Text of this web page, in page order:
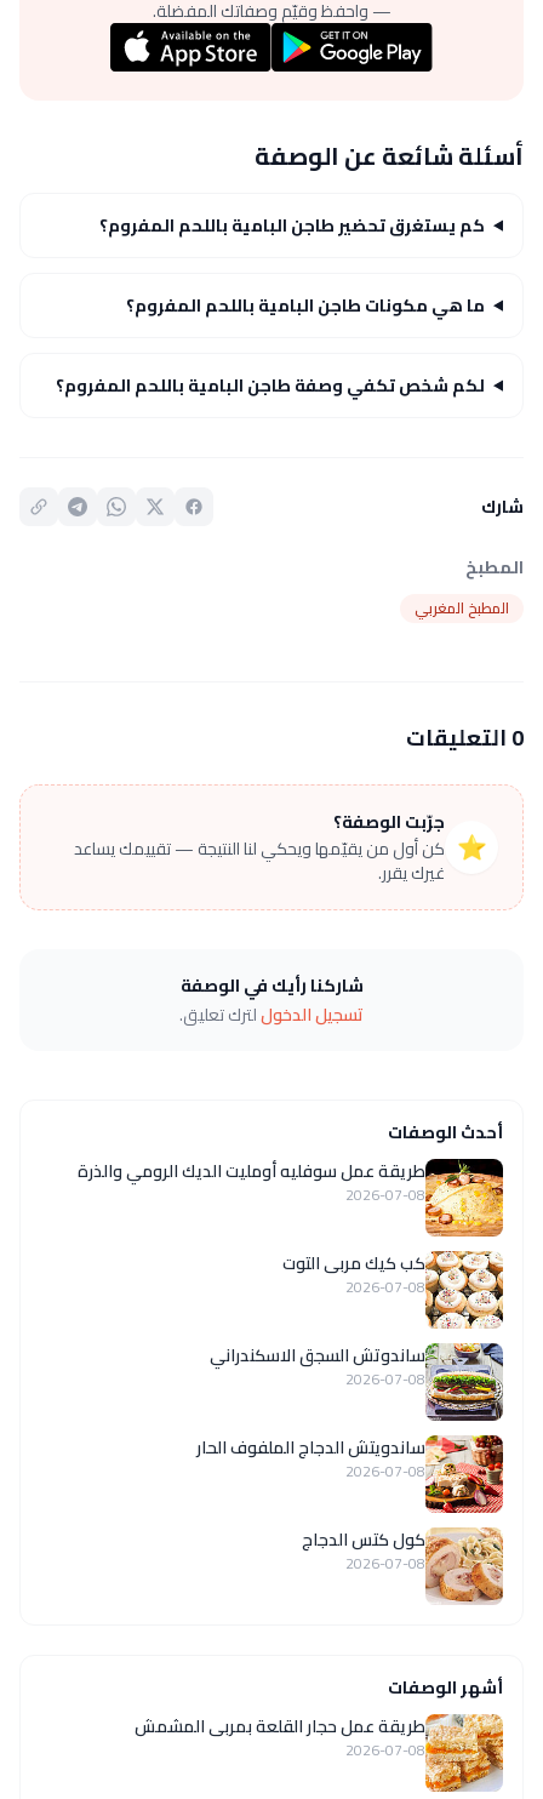
— واحفظ وقيّم وصفاتك المفضلة.
أسئلة شائعة عن الوصفة
كم يستغرق تحضير طاجن البامية باللحم المفروم؟
ما هي مكونات طاجن البامية باللحم المفروم؟
لكم شخص تكفي وصفة طاجن البامية باللحم المفروم؟
شارك
المطبخ
المطبخ المغربي
0 التعليقات
⭐
جرّبت الوصفة؟
كن أول من يقيّمها ويحكي لنا النتيجة — تقييمك يساعد
غيرك يقرر.
شاركنا رأيك في الوصفة
تسجيل الدخوللترك تعليق.
أحدث الوصفات
طريقة عمل سوفليه أومليت الديك الرومي والذرة
2026-07-08
كب كيك مربى التوت
2026-07-08
ساندوتش السجق الاسكندراني
2026-07-08
ساندويتش الدجاج الملفوف الحار
2026-07-08
كول كتس الدجاج
2026-07-08
أشهر الوصفات
طريقة عمل حجار القلعة بمربى المشمش
2026-07-08